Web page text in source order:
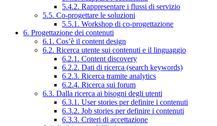
5.4.2. Rappresentare i flussi di servizio
5.5. Co-progettare le soluzioni
5.5.1. Workshop di co-progettazione
6. Progettazione dei contenuti
6.1. Cos’è il content design
6.2. Ricerca utente sui contenuti e il linguaggio
6.2.1. Content discovery
6.2.2. Dati di ricerca (search keywords)
6.2.3. Ricerca tramite analytics
6.2.4. Ricerca sui forum
6.3. Dalla ricerca ai bisogni degli utenti
6.3.1. User stories per definire i contenuti
6.3.2. Job stories per definire i contenuti
6.3.3. Criteri di accettazione